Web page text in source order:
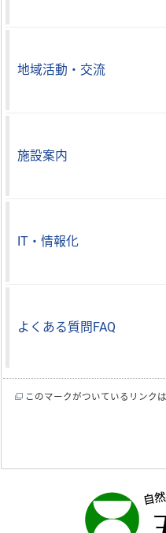
地域活動・交流
施設案内
IT・情報化
よくある質問FAQ
このマークがついているリンク